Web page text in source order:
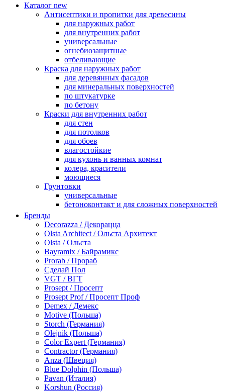
Каталог new
Антисептики и пропитки для древесины
для наружных работ
для внутренних работ
универсальные
огнебиозащитные
отбеливающие
Краска для наружных работ
для деревянных фасадов
для минеральных поверхностей
по штукатурке
по бетону
Краски для внутренних работ
для стен
для потолков
для обоев
влагостойкие
для кухонь и ванных комнат
колера, красители
моющиеся
Грунтовки
универсальные
бетоноконтакт и для сложных поверхностей
по металлу
антикорозийные
под декоративные штукатурки
для гипсокартона
под штукатурку
Герметик
акриловые
силиконовые универсальные, нейтральные
силиконовые санитарные (антигрибковые)
шовные для срубов
для кровли
для каминов
полиуретановые
Декоративные штукатурки и краски
краски для декора, патина
мокрый шелк
венецианские (эффект мрамора)
песок (эффект песчаных вихрей)
декоративная шпаклевка
Бренды
Decorazza / Декорацца
Olsta Architect / Ольста Архитект
Olsta / Ольста
Bayramix / Байрамикс
Prorab / Прораб
Сделай Пол
VGT / ВГТ
Prosept / Просепт
Prosept Prof / Просепт Проф
Demex / Демекс
Motive (Польша)
Storch (Германия)
Olejnik (Польша)
Color Expert (Германия)
Contractor (Германия)
Anza (Швеция)
Blue Dolphin (Польша)
Pavan (Италия)
Korshun (Россия)